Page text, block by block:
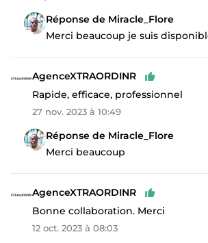
Réponse de Miracle_Flore
Merci beaucoup je suis
AgenceXTRAORDINR
Rapide, efficace, professionnel
27 nov. 2023 à 10:49
Réponse de Miracle_Flore
Merci beaucoup
AgenceXTRAORDINR
Bonne collaboration. Merci
12 oct. 2023 à 08:03